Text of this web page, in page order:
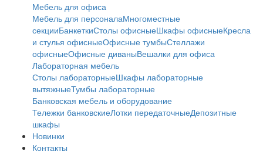
Мебель для офиса
Мебель для персоналаМногоместные
секцииБанкеткиСтолы офисныеШкафы офисныеКресла
и стулья офисныеОфисные тумбыСтеллажи
офисныеОфисные диваныВешалки для офиса
Лабораторная мебель
Столы лабораторныеШкафы лабораторные
вытяжныеТумбы лабораторные
Банковская мебель и оборудование
Тележки банковскиеЛотки передаточныеДепозитные
шкафы
Новинки
Контакты